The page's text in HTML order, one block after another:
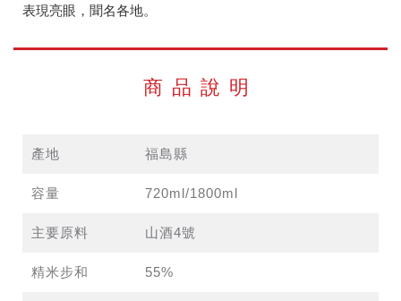
表現亮眼，聞名各地。
商品說明
產地 福島縣
容量 720ml/1800ml
主要原料 山酒4號
精米步和 55%